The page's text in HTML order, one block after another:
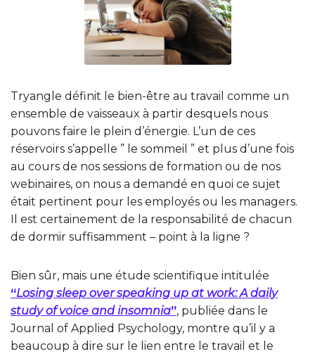
Tryangle définit le bien-être au travail comme un
ensemble de vaisseaux à partir desquels nous
pouvons faire le plein d’énergie. L’un de ces
réservoirs s’appelle ” le sommeil ” et plus d’une fois
au cours de nos sessions de formation ou de nos
webinaires, on nous a demandé en quoi ce sujet
était pertinent pour les employés ou les managers.
Il est certainement de la responsabilité de chacun
de dormir suffisamment – point à la ligne ?
Bien sûr, mais une étude scientifique intitulée
“Losing sleep over speaking up at work: A daily
study of voice and insomnia”, publiée dans le
Journal of Applied Psychology, montre qu’il y a
beaucoup à dire sur le lien entre le travail et le